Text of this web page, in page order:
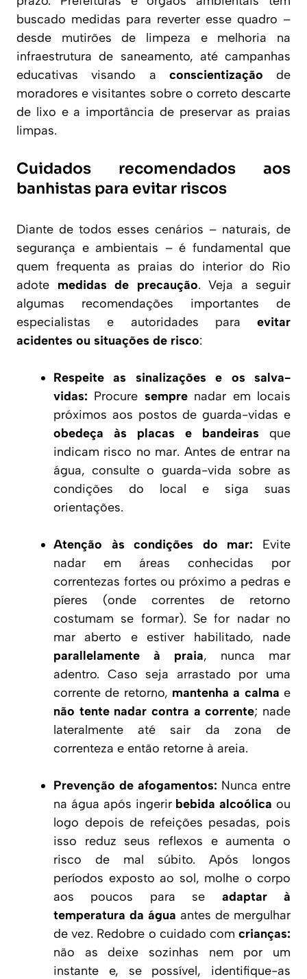
buscado medidas para reverter esse quadro –
desde mutirões de limpeza e melhoria na
infraestrutura de saneamento, até campanhas
educativas visando a conscientização de
moradores e visitantes sobre o correto descarte
de lixo e a importância de preservar as praias
limpas.
Cuidados recomendados aos
banhistas para evitar riscos
Diante de todos esses cenários – naturais, de
segurança e ambientais – é fundamental que
quem frequenta as praias do interior do Rio
adote medidas de precaução. Veja a seguir
algumas recomendações importantes de
especialistas e autoridades para evitar
acidentes ou situações de risco:
Respeite as sinalizações e os salva-
vidas: Procure semprenadar em locais
próximos aos postos de guarda-vidas e
obedeça às placas e bandeiras que
indicam risco no mar. Antes de entrar na
água, consulte o guarda-vida sobre as
condições do local e siga suas
orientações.
Atenção às condições do mar: Evite
nadar em áreas conhecidas por
correntezas fortes ou próximo a pedras e
píeres (onde correntes de retorno
costumam se formar). Se for nadar no
mar aberto e estiver habilitado, nade
parallelamente à praia, nunca mar
adentro. Caso seja arrastado por uma
corrente de retorno, mantenha a calma e
não tente nadar contra a corrente; nade
lateralmente até sair da zona de
correnteza e então retorne à areia.
Prevenção de afogamentos: Nunca entre
na água após ingerir bebida alcoólica ou
logo depois de refeições pesadas, pois
isso reduz seus reflexos e aumenta o
risco de mal súbito. Após longos
períodos exposto ao sol, molhe o corpo
aos poucos para se adaptar à
temperatura da água antes de mergulhar
de vez. Redobre o cuidado com crianças:
não as deixe sozinhas nem por um
instante e, se possível, identifique-as